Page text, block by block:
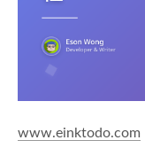
www.einktodo.com